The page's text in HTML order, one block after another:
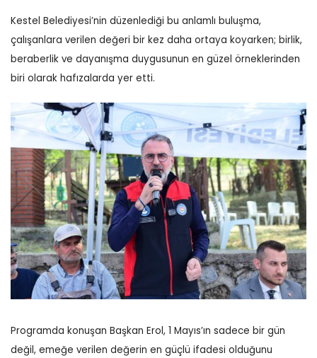
Kestel Belediyesi’nin düzenlediği bu anlamlı buluşma,
çalışanlara verilen değeri bir kez daha ortaya koyarken; birlik,
beraberlik ve dayanışma duygusunun en güzel örneklerinden
biri olarak hafızalarda yer etti.
Programda konuşan Başkan Erol, 1 Mayıs’ın sadece bir gün
değil, emeğe verilen değerin en güçlü ifadesi olduğunu